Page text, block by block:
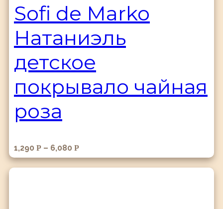
Sofi de Marko
Натаниэль
детское
покрывало чайная
роза
1,290 Р – 6,080 Р